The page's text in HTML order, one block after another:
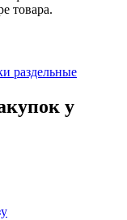
товара.
раздельные
у